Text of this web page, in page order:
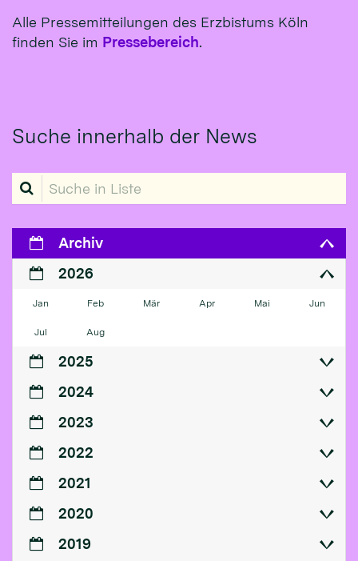
Alle Pressemitteilungen des Erzbistums Köln
finden Sie im Pressebereich.
Suche innerhalb der News
Suche in Liste
Archiv
2026
Jan Feb Mär Apr Mai Jun
Jul Aug
2025
2024
2023
2022
2021
2020
2019